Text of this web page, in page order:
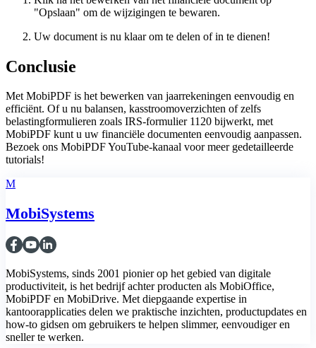
"Opslaan" om de wijzigingen te bewaren.
Uw document is nu klaar om te delen of in te dienen!
Conclusie
Met MobiPDF is het bewerken van jaarrekeningen eenvoudig en
efficiënt. Of u nu balansen, kasstroomoverzichten of zelfs
belastingformulieren zoals IRS-formulier 1120 bijwerkt, met
MobiPDF kunt u uw financiële documenten eenvoudig aanpassen.
Bezoek ons MobiPDF YouTube-kanaal voor meer gedetailleerde
tutorials!
M
MobiSystems
MobiSystems, sinds 2001 pionier op het gebied van digitale
productiviteit, is het bedrijf achter producten als MobiOffice,
MobiPDF en MobiDrive. Met diepgaande expertise in
kantoorapplicaties delen we praktische inzichten, productupdates en
how-to gidsen om gebruikers te helpen slimmer, eenvoudiger en
sneller te werken.